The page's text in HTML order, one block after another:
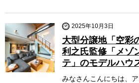
2025年10月3日
大型分譲地「空彩
利之氏監修「メゾ
テ」のモデルハウ
みなさんこんにちは、